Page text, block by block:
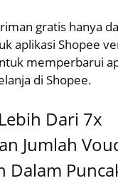
gratis hanya
aplikasi Shopee
memperbarui
di Shopee.
Dari 7x
Jumlah
Dalam